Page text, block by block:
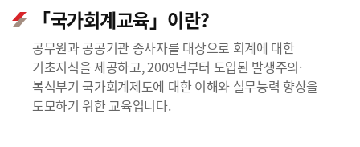
「국가회계교육」이란?
공무원과 공공기관 종사자를 대상으로 회계에 대한
기초지식을 제공하고, 2009년부터 도입된 발생주의·
복식부기 국가회계제도에 대한 이해와 실무능력 향상을
도모하기 위한 교육입니다.